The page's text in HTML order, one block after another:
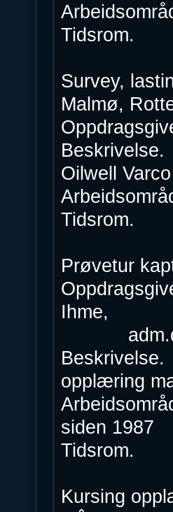
Tidsrom.
Survey,
Malmø,
Oilwell Varco
Tidsrom.
Prøvetur
Ihme,
adm.dir.
opplæring
siden 1987
Tidsrom.
Kursing